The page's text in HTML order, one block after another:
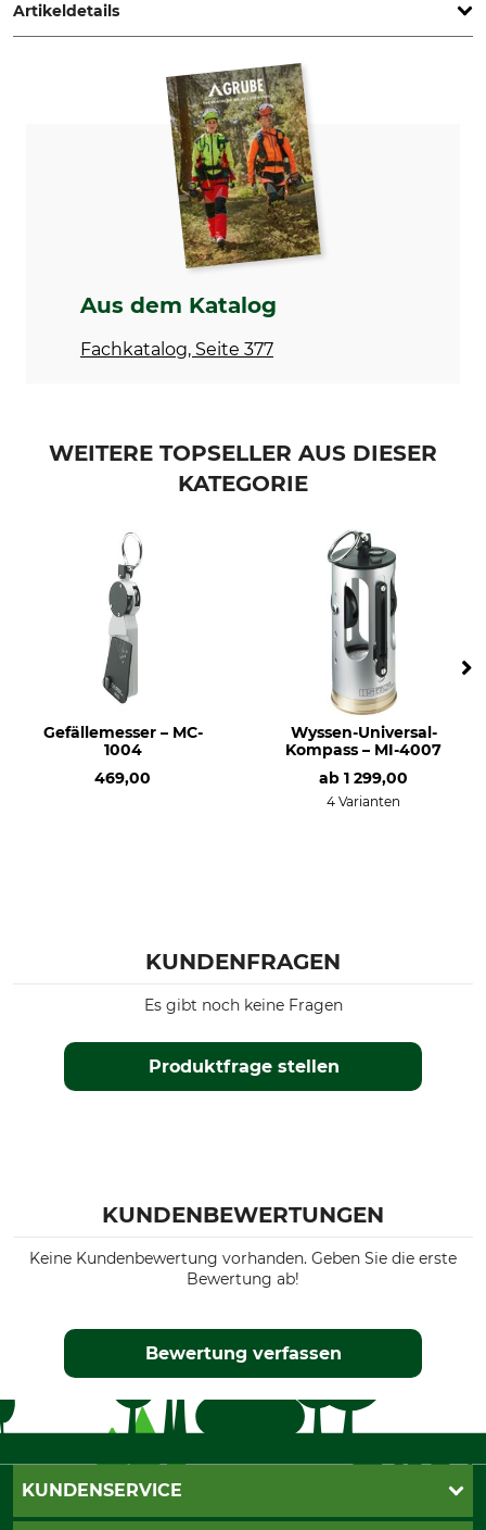
Artikeldetails
Haag-Streit Spectros
Produkttyp
Stockstativ
Modellbezeichnung
Aus dem Katalog
Fachkatalog, Seite 377
WEITERE TOPSELLER AUS DIESER
KATEGORIE
Gefällemesser – MC-
1004
469,00
Wyssen-Universal-
Kompass – MI-4007
ab 1 299,00
4 Varianten
KUNDENFRAGEN
Produktfrage stellen
Es gibt noch keine Fragen
KUNDENBEWERTUNGEN
Keine Kundenbewertung vorhanden. Geben Sie die erste
Bewertung ab!
Bewertung verfassen
KUNDENSERVICE